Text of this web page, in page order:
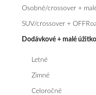
Osobné/crossover +
SUV/crossover +
Dodávkové + malé
Celoročné pneumatiky
Osobné/crossover +
SUV/crossover +
Dodávkové + malé
Letné
Zimné
Celoročné